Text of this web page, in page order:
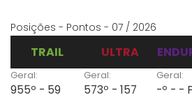
Posições - Pontos - 07 / 2026
TRAIL
Geral:
955º - 59
ULTRA
Geral:
573º - 157
Geral:
-º - -